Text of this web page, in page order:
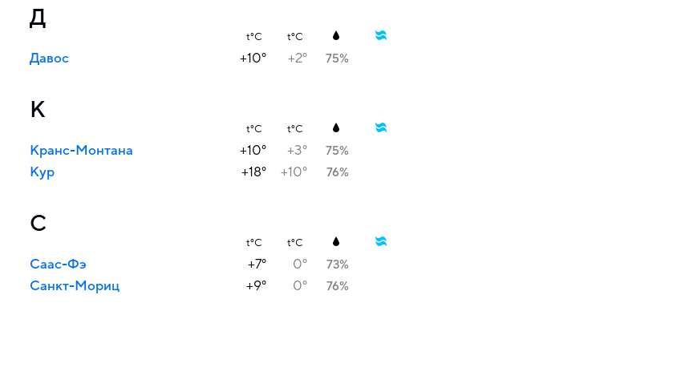
Д
t°C t°C
Давос +10° +2° 75%
К
t°C t°C
Кранс-Монтана +10° +3° 75%
Кур +18° +10° 76%
С
t°C t°C
Саас-Фэ +7° 0° 73%
Санкт-Мориц +9° 0° 76%